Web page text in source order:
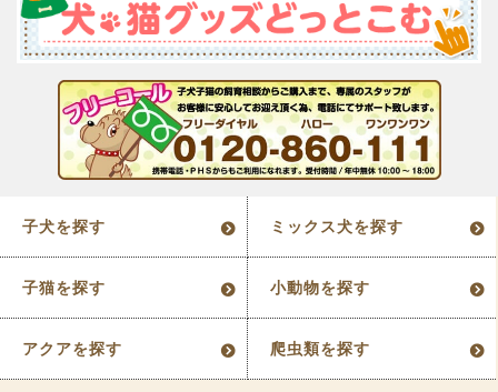
子犬を探す ミックス犬を探す
子猫を探す 小動物を探す
アクアを探す 爬虫類を探す